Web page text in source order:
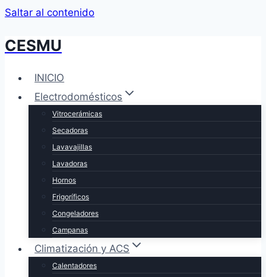
Saltar al contenido
CESMU
INICIO
Electrodomésticos
Vitrocerámicas
Secadoras
Lavavajillas
Lavadoras
Hornos
Frigoríficos
Congeladores
Campanas
Climatización y ACS
Calentadores